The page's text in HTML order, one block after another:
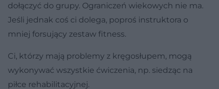
dołączyć do grupy. Ograniczeń wiekowych nie ma.
Jeśli jednak coś ci dolega, poproś instruktora o
mniej forsujący zestaw fitness.
Ci, którzy mają problemy z kręgosłupem, mogą
wykonywać wszystkie ćwiczenia, np. siedząc na
piłce rehabilitacyjnej.